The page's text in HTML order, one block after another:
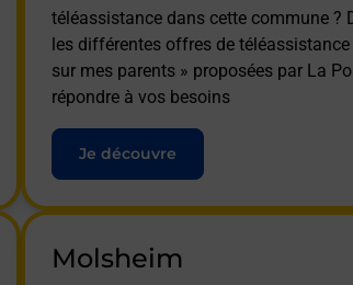
téléassistance dans cette commune ?
les différentes offres de téléassistance
sur mes parents » proposées par La
répondre à vos besoins
Je découvre
Molsheim